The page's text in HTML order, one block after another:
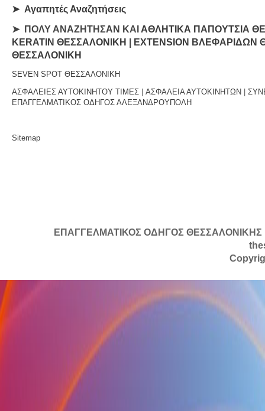
➤ Αγαπητές Αναζητήσεις
➤ ΠΟΛΥ ΑΝΑΖΗΤΗΣΑΝ ΚΑΙ ΑΘΛΗΤΙΚΑ ΠΑΠΟΥΤΣΙΑ
KERATIN ΘΕΣΣΑΛΟΝΙΚΗ
EXTENSION ΒΛΕΦΑΡΙΔΩΝ
ΘΕΣΣΑΛΟΝΙΚΗ
SEVEN SPOT ΘΕΣΣΑΛΟΝΙΚΗ
ΑΣΦΑΛΕΙΕΣ ΑΥΤΟΚΙΝΗΤΟΥ ΤΙΜΕΣ
ΑΣΦΑΛΕΙΑ ΑΥΤΟΚΙΝΗΤΩΝ
ΕΠΑΓΓΕΛΜΑΤΙΚΟΣ ΟΔΗΓΟΣ ΑΛΕΞΑΝΔΡΟΥΠΟΛΗ
Sitemap
ΕΠΑΓΓΕΛΜΑΤΙΚΟΣ ΟΔΗΓΟΣ ΘΕΣΣΑΛΟΝΙΚΗΣ